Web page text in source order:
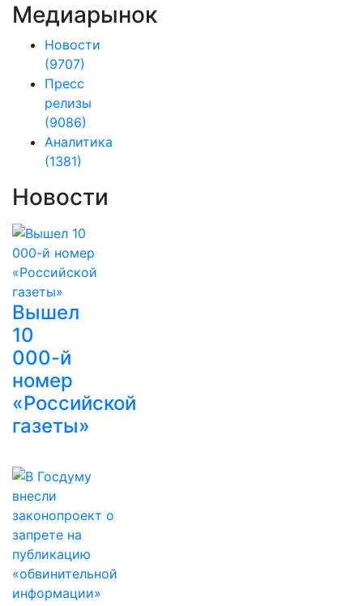
Медиарынок
Новости
(9707)
Пресс
релизы
(9086)
Аналитика
(1381)
Новости
Вышел
10
000-й
номер
«Российской
газеты»